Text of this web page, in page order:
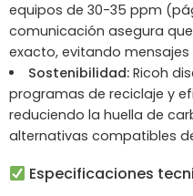
equipos de 30-35 ppm
comunicación asegura
exacto, evitando
Sostenibilidad:Ricoh
programas de reciclaje y
reduciendo la huella de
alternativas compatibles
Especificaciones